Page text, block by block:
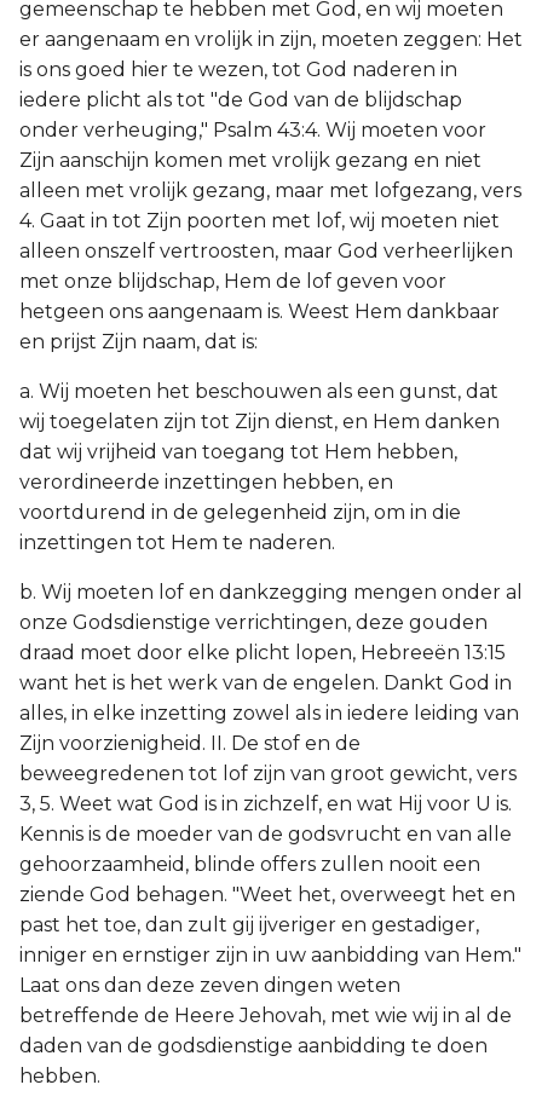
gemeenschap te hebben met God, en wij moeten
er aangenaam en vrolijk in zijn, moeten zeggen: Het
is ons goed hier te wezen, tot God naderen in
iedere plicht als tot "de God van de blijdschap
onder verheuging," Psalm 43:4. Wij moeten voor
Zijn aanschijn komen met vrolijk gezang en niet
alleen met vrolijk gezang, maar met lofgezang, vers
4. Gaat in tot Zijn poorten met lof, wij moeten niet
alleen onszelf vertroosten, maar God verheerlijken
met onze blijdschap, Hem de lof geven voor
hetgeen ons aangenaam is. Weest Hem dankbaar
en prijst Zijn naam, dat is:
a. Wij moeten het beschouwen als een gunst, dat
wij toegelaten zijn tot Zijn dienst, en Hem danken
dat wij vrijheid van toegang tot Hem hebben,
verordineerde inzettingen hebben, en
voortdurend in de gelegenheid zijn, om in die
inzettingen tot Hem te naderen.
b. Wij moeten lof en dankzegging mengen onder al
onze Godsdienstige verrichtingen, deze gouden
draad moet door elke plicht lopen, Hebreeën 13:15
want het is het werk van de engelen. Dankt God in
alles, in elke inzetting zowel als in iedere leiding van
Zijn voorzienigheid. II. De stof en de
beweegredenen tot lof zijn van groot gewicht, vers
3, 5. Weet wat God is in zichzelf, en wat Hij voor U is.
Kennis is de moeder van de godsvrucht en van alle
gehoorzaamheid, blinde offers zullen nooit een
ziende God behagen. "Weet het, overweegt het en
past het toe, dan zult gij ijveriger en gestadiger,
inniger en ernstiger zijn in uw aanbidding van Hem."
Laat ons dan deze zeven dingen weten
betreffende de Heere Jehovah, met wie wij in al de
daden van de godsdienstige aanbidding te doen
hebben.